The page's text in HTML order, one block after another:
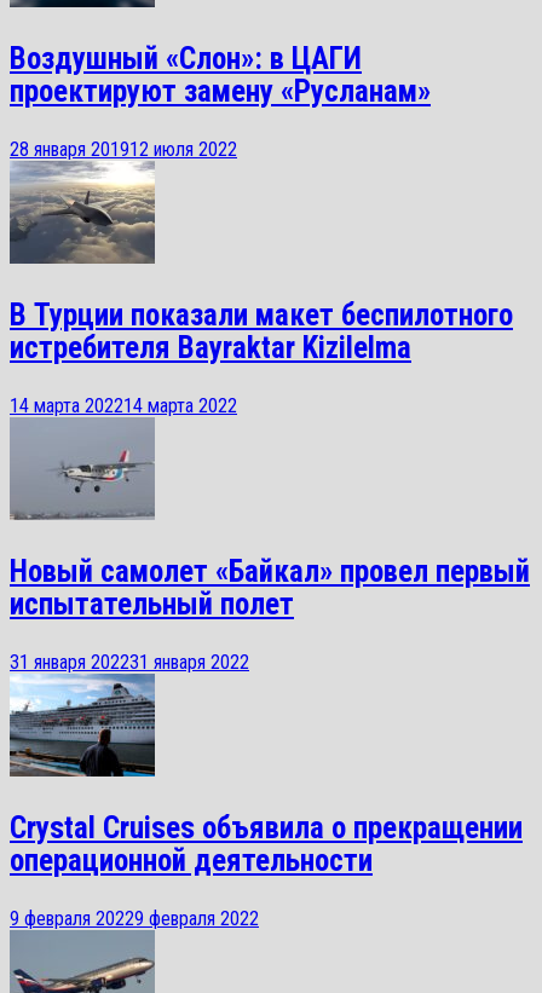
Воздушный «Слон»: в ЦАГИ
проектируют замену «Русланам»
28 января 201912 июля 2022
В Турции показали макет беспилотного
истребителя Bayraktar Kizilelma
14 марта 202214 марта 2022
Новый самолет «Байкал» провел первый
испытательный полет
31 января 202231 января 2022
Crystal Cruises объявила о прекращении
операционной деятельности
9 февраля 20229 февраля 2022